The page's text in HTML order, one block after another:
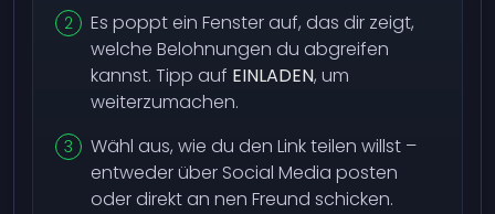
Es poppt ein Fenster auf, das dir zeigt,
welche Belohnungen du abgreifen
kannst. Tipp auf EINLADEN, um
weiterzumachen.
Wähl aus, wie du den Link teilen willst –
entweder über Social Media posten
oder direkt an nen Freund schicken.